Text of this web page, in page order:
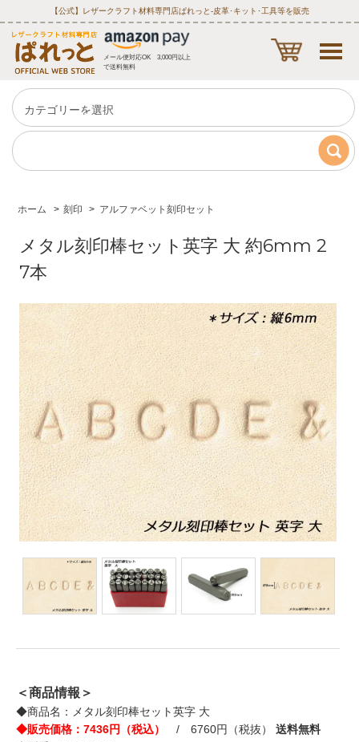
【公式】レザークラフト材料専門店ぱれっと‐皮革･キット･工具等を販売
メール便対応OK 3,000円以上
で送料無料
ホーム > 刻印 > アルファベット刻印セット
メタル刻印棒セット英字 大 約6mm 2
7本
＜商品情報＞
◆商品名：メタル刻印棒セット英字 大
◆販売価格：7436円（税込）
/ 6760円（税抜） 送料無料